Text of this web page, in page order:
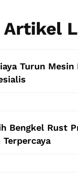
Artikel
Turun
Bengkel Rust
Terpercaya